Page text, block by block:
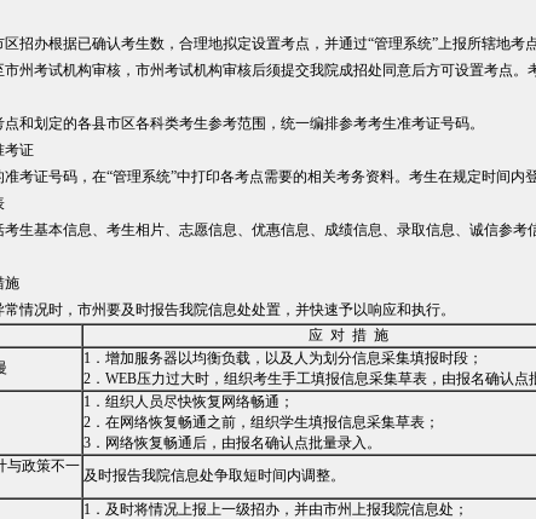
招办根据已确认考生数，合理地拟定设置考点，并通过“管理系统”上报所辖地
州考试机构审核，市州考试机构审核后须提交我院成招处同意后方可设置考点。
和划定的各县市区各科类考生参考范围，统一编排参考考生准考证号码。
考证
考证号码，在“管理系统”中打印各考点需要的相关考务资料。考生在规定时间内
考生基本信息、考生相片、志愿信息、优惠信息、成绩信息、录取信息、诚信参
施
情况时，市州要及时报告我院信息处处置，并快速予以响应和执行。
应 对 措 施
1．增加服务器以均衡负载，以及人为划分信息采集填报时段；
2．WEB压力过大时，组织考生手工填报信息采集草表，由报名确认点
1．组织人员尽快恢复网络畅通；
2．在网络恢复畅通之前，组织学生填报信息采集草表；
3．网络恢复畅通后，由报名确认点批量录入。
与政策不一
及时报告我院信息处争取短时间内调整。
1．及时将情况上报上一级招办，并由市州上报我院信息处；